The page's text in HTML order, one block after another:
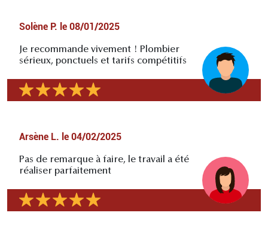
Solène P. le 08/01/2025
Je recommande vivement ! Plombier
sérieux, ponctuels et tarifs compétitifs
Arsène L. le 04/02/2025
Pas de remarque à faire, le travail a été
réaliser parfaitement